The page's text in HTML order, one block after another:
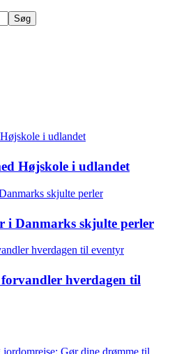
Højskole i udlandet
i Danmarks skjulte perler
hverdagen til